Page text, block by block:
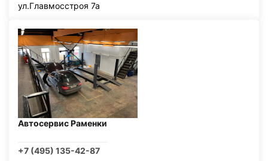
ул.Главмосстроя 7а
Автосервис Раменки
+7 (495) 135-42-87